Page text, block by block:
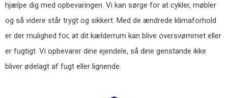
hjælpe dig med opbevaringen. Vi kan sørge for at cykler, møbler
og så videre står trygt og sikkert. Med de ændrede klimaforhold
er der mulighed for, at dit kælderrum kan blive oversvømmet eller
er fugtigt. Vi opbevarer dine ejendele, så dine genstande ikke
bliver ødelagt af fugt eller lignende.